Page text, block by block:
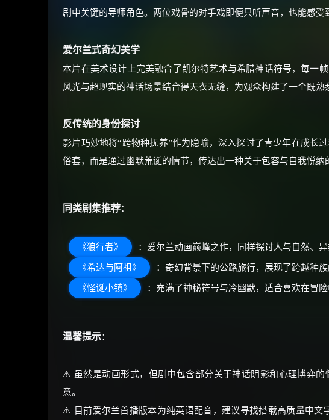
剧中关键的导师角色。两位戏骨的对手戏即便只听声音，也能感受
爱尔兰式奇幻美学
本片在美术设计上完美融合了凯尔特艺术与希腊神话符号，每一
风光与超现实的神话场景结合得天衣无缝，为观众构建了一个既熟
反传统的身份探讨
影片巧妙地将“跨物种抚养”作为隐喻，深入探讨了青少年在成长
俗套，而是通过幽默荒诞的情节，传达出一种关于包容与自我悦纳
同类剧集推荐：
《狼行者》 ：爱尔兰动画巅峰之作，同样探讨人与自然、异
《希达与阿祖》 ：奇幻背景下的公路旅行，展现了跨越种
《怪诞小镇》 ：充满了神秘符号与冷幽默，适合喜欢在冒险
温馨提示：
⚠️ 虽然是动画形式，但剧中包含部分关于神话阴影和心理博弈
意。
⚠️ 目前爱尔兰首播版本为纯英语配音，建议寻找搭载高质量中文